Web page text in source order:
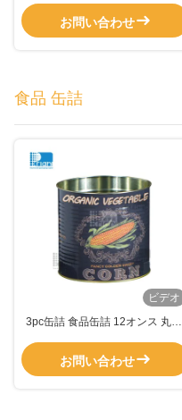
お問い合わせ
食品 缶詰
ビデオ
3pc缶詰 食品缶詰 12オンス 丸い
お問い合わせ